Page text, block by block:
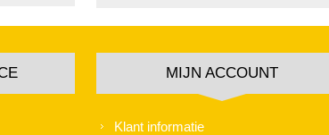
MIJN ACCOUNT
Klant informatie